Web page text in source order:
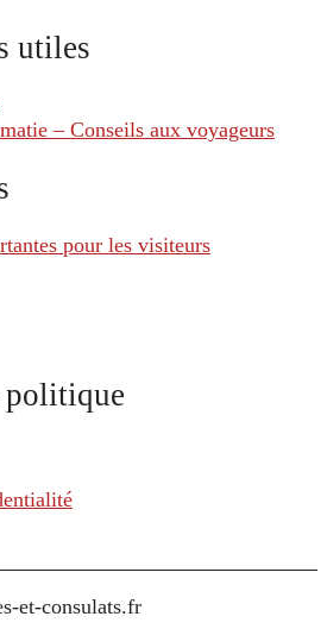
utiles
– Conseils aux voyageurs
pour les visiteurs
et-consulats.fr